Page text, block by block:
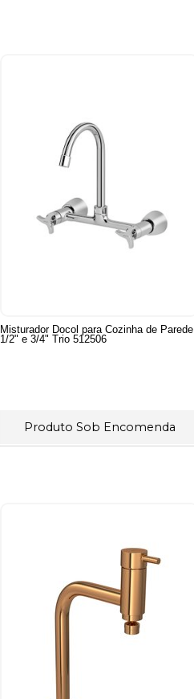
Misturador Docol para Cozinha de Parede
1/2" e 3/4" Trio 512506
Produto Sob Encomenda